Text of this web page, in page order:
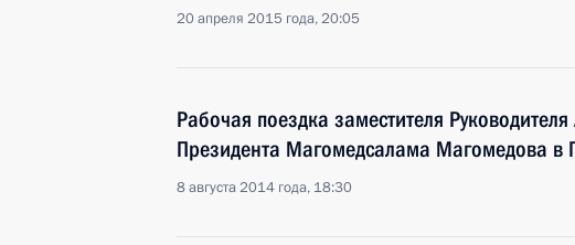
20 апреля 2015 года, 20:05
Рабочая поездка заместителя
Президента Магомедсалама Магомедова в
8 августа 2014 года, 18:30